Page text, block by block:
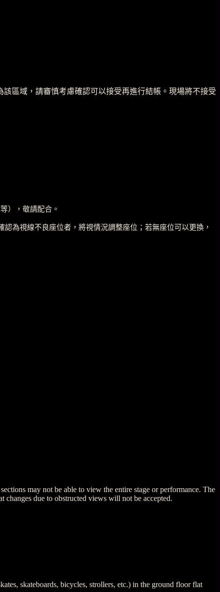
區域，請審慎考慮確認可以接受再進行結帳。現場將不接受
），敬請配合。
為視線不良座位者，將視情況調整座位；若無座位可以更換，
may not be able to view the entire stage or performance. The
changes due to obstructed views will not be accepted.
skateboards, bicycles, strollers, etc.) in the ground floor flat